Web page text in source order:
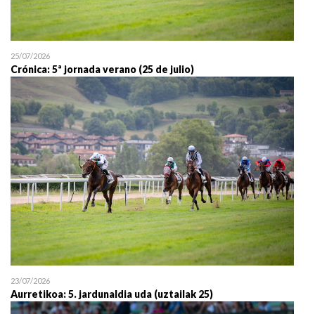
25/07/2026
Crónica: 5ª jornada verano (25 de julio)
23/07/2026
Aurretikoa: 5. jardunaldia uda (uztailak 25)